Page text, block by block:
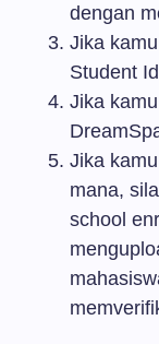
dengan
Jika
Student
Jika
Jika kam
mana,
school